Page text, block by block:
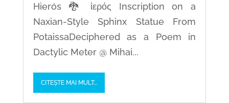
Hierós 🐉 ἱερός Inscription on a
Naxian-Style Sphinx Statue From
PotaissaDeciphered as a Poem in
Dactylic Meter @ Mihai...
CITEȘTE MAI MULT...